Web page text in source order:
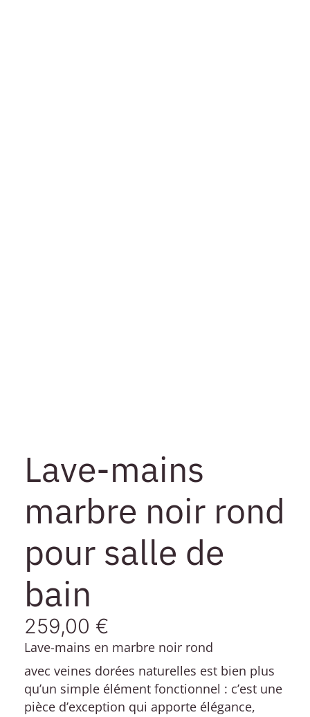
Lave-mains
marbre noir rond
pour salle de
bain
259,00 €
Lave-mains en marbre noir rond
avec veines dorées naturelles est bien plus
qu’un simple élément fonctionnel : c’est une
pièce d’exception qui apporte élégance,